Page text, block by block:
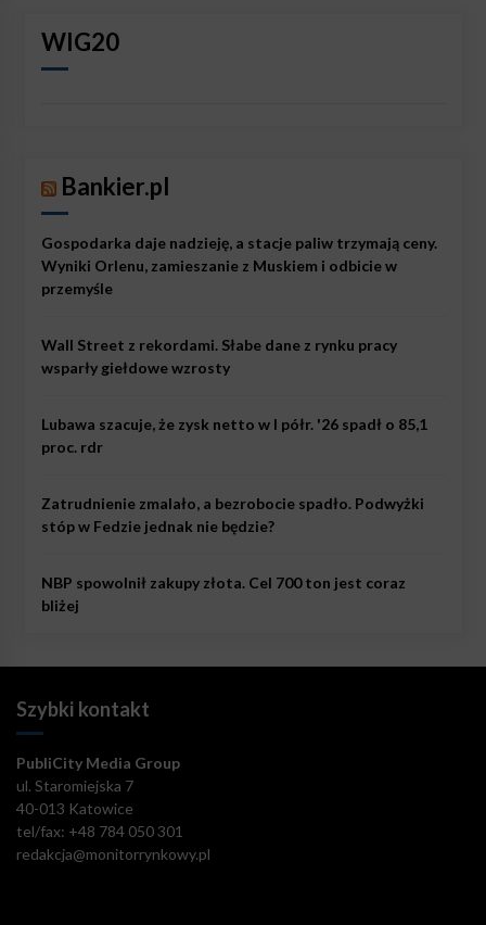
WIG20
Bankier.pl
Gospodarka daje nadzieję, a stacje paliw trzymają ceny.
Wyniki Orlenu, zamieszanie z Muskiem i odbicie w
przemyśle
Wall Street z rekordami. Słabe dane z rynku pracy
wsparły giełdowe wzrosty
Lubawa szacuje, że zysk netto w I półr. '26 spadł o 85,1
proc. rdr
Zatrudnienie zmalało, a bezrobocie spadło. Podwyżki
stóp w Fedzie jednak nie będzie?
NBP spowolnił zakupy złota. Cel 700 ton jest coraz
bliżej
Szybki kontakt
PubliCity Media Group
ul. Staromiejska 7
40-013 Katowice
tel/fax: +48 784 050 301
redakcja@monitorrynkowy.pl